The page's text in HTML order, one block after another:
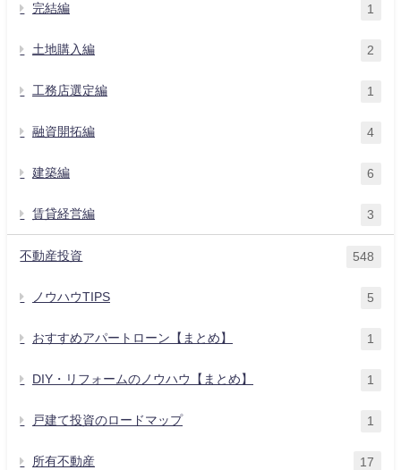
完結編 1
土地購入編 2
工務店選定編 1
融資開拓編 4
建築編 6
賃貸経営編 3
不動産投資 548
ノウハウTIPS 5
おすすめアパートローン【まとめ】 1
DIY・リフォームのノウハウ【まとめ】 1
戸建て投資のロードマップ 1
所有不動産 17